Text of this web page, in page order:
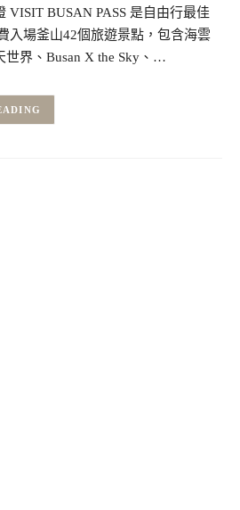
VISIT BUSAN PASS 是自由行最佳
入場釜山42個旅遊景點，包含海雲
世界、Busan X the Sky、…